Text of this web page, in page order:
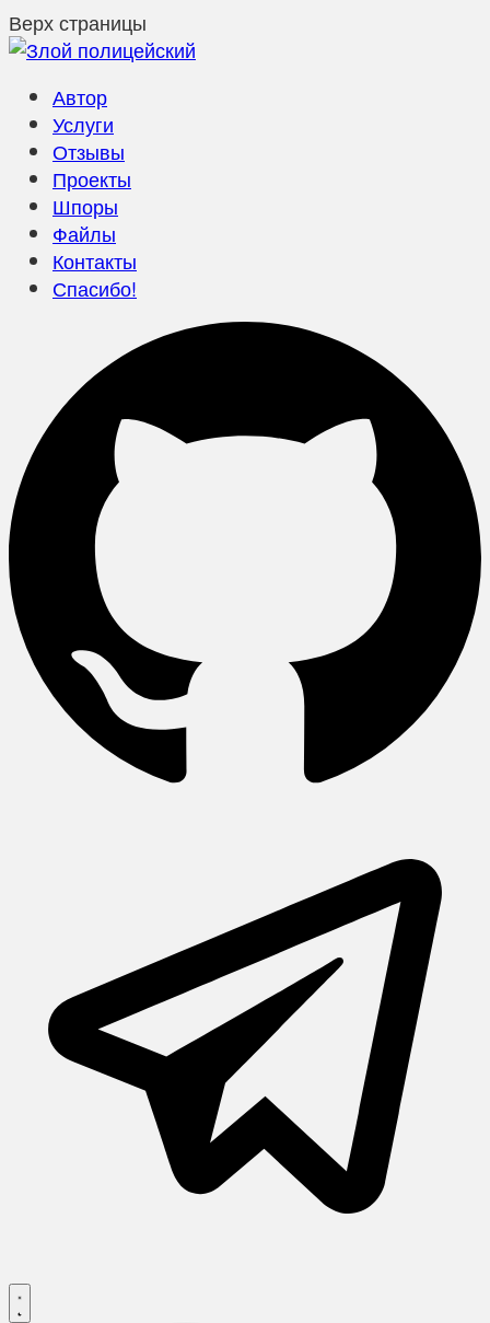
Верх страницы
Автор
Услуги
Отзывы
Проекты
Шпоры
Файлы
Контакты
Спасибо!